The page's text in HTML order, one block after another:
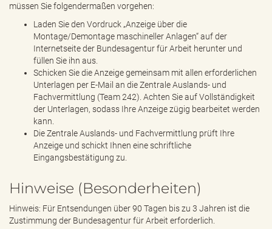
müssen Sie folgendermaßen vorgehen:
Laden Sie den Vordruck „Anzeige über die
Montage/Demontage maschineller Anlagen“ auf der
Internetseite der Bundesagentur für Arbeit herunter und
füllen Sie ihn aus.
Schicken Sie die Anzeige gemeinsam mit allen erforderlichen
Unterlagen per E-Mail an die Zentrale Auslands- und
Fachvermittlung (Team 242). Achten Sie auf Vollständigkeit
der Unterlagen, sodass Ihre Anzeige zügig bearbeitet werden
kann.
Die Zentrale Auslands- und Fachvermittlung prüft Ihre
Anzeige und schickt Ihnen eine schriftliche
Eingangsbestätigung zu.
Hinweise (Besonderheiten)
Hinweis: Für Entsendungen über 90 Tagen bis zu 3 Jahren ist die
Zustimmung der Bundesagentur für Arbeit erforderlich.